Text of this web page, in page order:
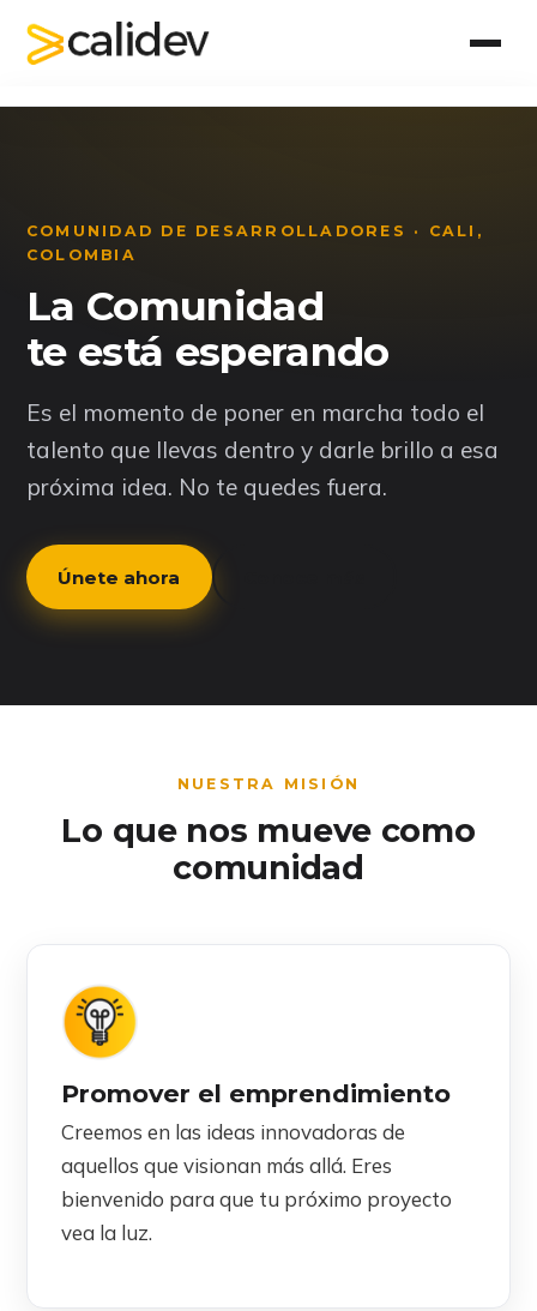
Eventos
Contacto
Únete ahora
COMUNIDAD DE DESARROLLADORES · CALI,
COLOMBIA
La Comunidad
te está esperando
Es el momento de poner en marcha todo el
talento que llevas dentro y darle brillo a esa
próxima idea. No te quedes fuera.
Únete ahora
NUESTRA MISIÓN
Lo que nos mueve como
comunidad
Promover el emprendimiento
Creemos en las ideas innovadoras de
aquellos que visionan más allá. Eres
bienvenido para que tu próximo proyecto
vea la luz.